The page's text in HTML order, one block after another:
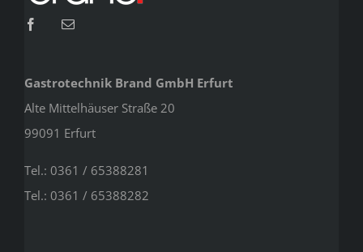
Gastrotechnik Brand GmbH Erfurt
Alte Mittelhäuser Straße 20
99091 Erfurt
Tel.: 0361 / 65388281
Tel.: 0361 / 65388282